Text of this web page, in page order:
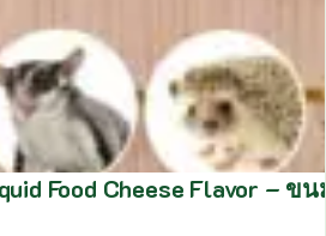
Food Cheese Flavor –